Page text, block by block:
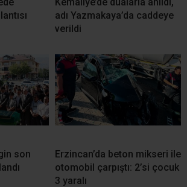
adı Yazmakaya’da caddeye
verildi
son
Erzincan’da beton mikseri ile
otomobil çarpıştı: 2’si çocuk
3 yaralı